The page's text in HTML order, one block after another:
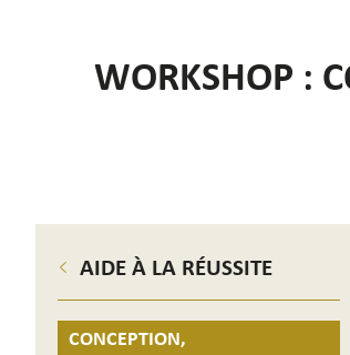
WORKSHOP :
AIDE À LA RÉUSSITE
CONCEPTION,